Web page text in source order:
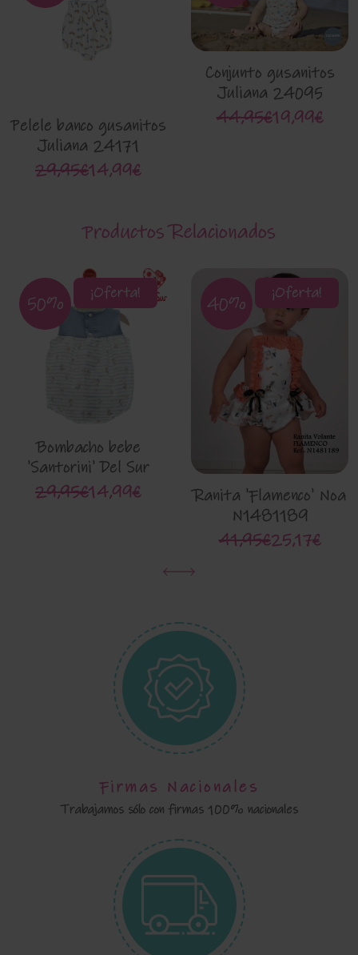
Pelele banco gusanitos
Juliana 24171
29,95€14,99€
Conjunto gusanitos
Juliana 24095
44,95€19,99€
Productos Relacionados
¡Oferta!
50%
Bombacho bebe
'Santorini' Del Sur
0930
29,95€14,99€
¡Oferta!
40%
Ranita 'Flamenco' Noa
N1481189
41,95€25,17€
Firmas Nacionales
Trabajamos sólo con firmas 100% nacionales